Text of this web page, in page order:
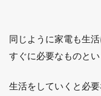
同じように家電も生
すぐに必要なものと
生活をしていくと必